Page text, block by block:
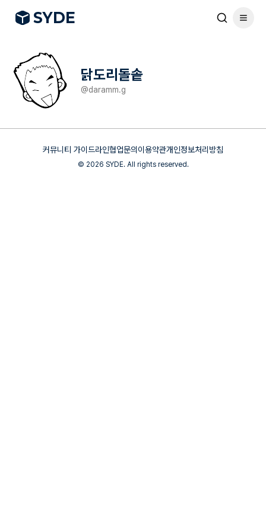
SYDE
닭도리돌솥
@daramm.g
커뮤니티 가이드라인협업문의 이용약관개인정보처리방침
© 2026 SYDE. All rights reserved.